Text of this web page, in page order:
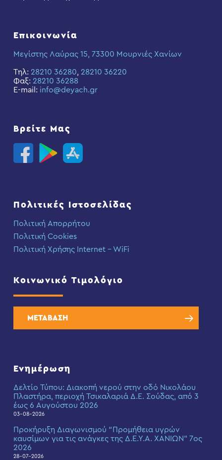
Επικοινωνία
Μεγίστης Λαύρας 15, 73300 Μουρνιές Χανίων
Τηλ: 28210 36280, 28210 36220
Φαξ: 28210 36288
E-mail: info@deyach.gr
Βρείτε Μας
Πολιτικές Ιστοσελίδας
Πολιτική Απορρήτου
Πολιτική Cookies
Πολιτική Χρήσης Internet – WiFi
Κοινωνικό Τιμολόγιο
ΜΕΤΑΒΑΣΗ
Ενημέρωση
Δελτίο Τύπου: Διακοπή νερού στην οδό Νικολάου
Πλαστήρα, περιοχή Τσικαλαριά Δ.Ε. Σούδας, από 3
έως 6 Αυγούστου 2026
03-08-2026
Προκήρυξη Διαγωνισμού “Προμήθεια υγρών
καυσίμων για τις ανάγκες της Δ.Ε.Υ.Α. ΧΑΝΙΩΝ” 7ος
2026
28-07-2026